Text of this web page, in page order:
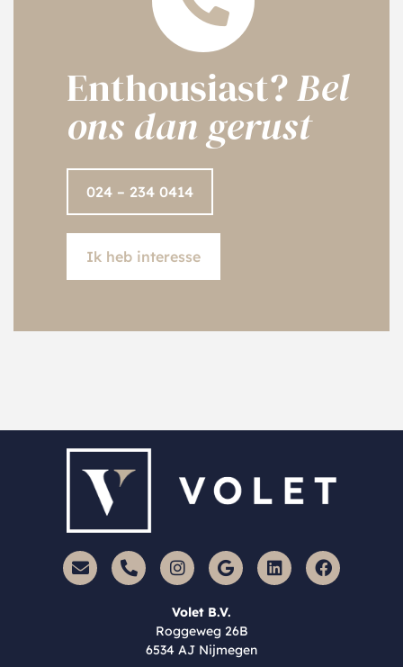
Enthousiast?Bel
ons dan gerust
024 – 234 0414
Ik heb interesse
Volet B.V.
Roggeweg 26B
6534 AJ Nijmegen